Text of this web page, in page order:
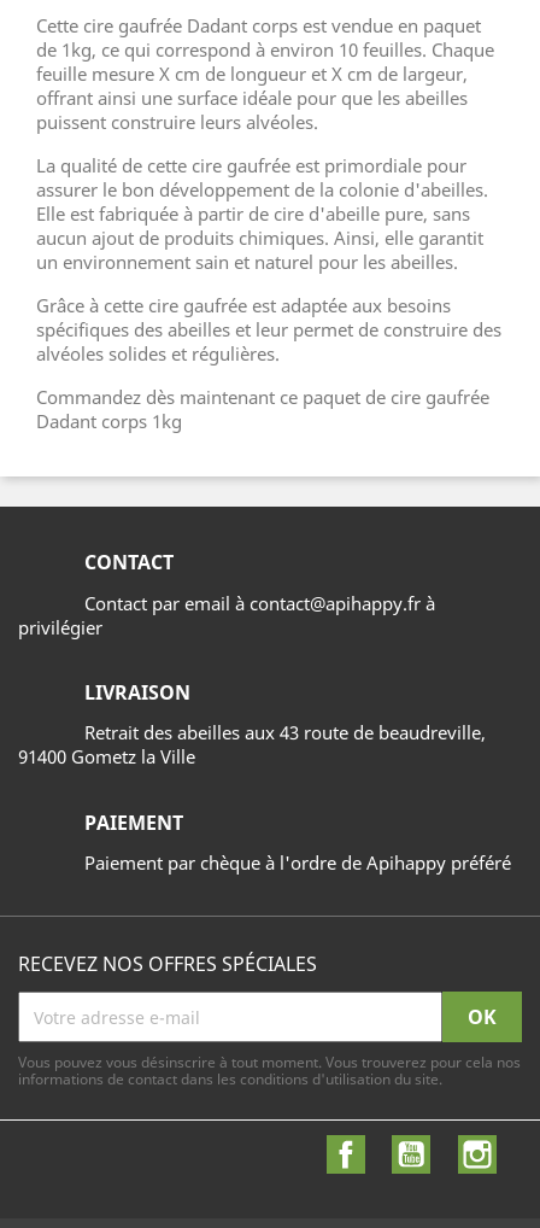
Cette cire gaufrée Dadant corps est vendue en paquet
de 1kg, ce qui correspond à environ 10 feuilles. Chaque
feuille mesure X cm de longueur et X cm de largeur,
offrant ainsi une surface idéale pour que les abeilles
puissent construire leurs alvéoles.
La qualité de cette cire gaufrée est primordiale pour
assurer le bon développement de la colonie d'abeilles.
Elle est fabriquée à partir de cire d'abeille pure, sans
aucun ajout de produits chimiques. Ainsi, elle garantit
un environnement sain et naturel pour les abeilles.
Grâce à cette cire gaufrée est adaptée aux besoins
spécifiques des abeilles et leur permet de construire des
alvéoles solides et régulières.
Commandez dès maintenant ce paquet de cire gaufrée
Dadant corps 1kg
CONTACT
Contact par email à contact@apihappy.fr à
privilégier
LIVRAISON
Retrait des abeilles aux 43 route de beaudreville,
91400 Gometz la Ville
PAIEMENT
Paiement par chèque à l'ordre de Apihappy préféré
RECEVEZ NOS OFFRES SPÉCIALES
Vous pouvez vous désinscrire à tout moment. Vous trouverez pour cela nos
informations de contact dans les conditions d'utilisation du site.
FacebookYouTube